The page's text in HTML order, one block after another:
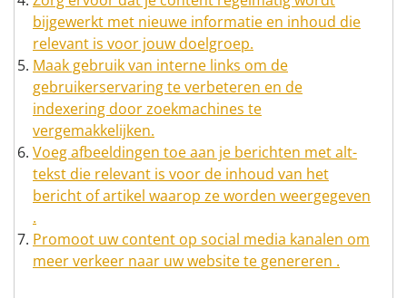
bijgewerkt met nieuwe informatie en inhoud die
relevant is voor jouw doelgroep.
Maak gebruik van interne links om de
gebruikerservaring te verbeteren en de
indexering door zoekmachines te
vergemakkelijken.
Voeg afbeeldingen toe aan je berichten met alt-
tekst die relevant is voor de inhoud van het
bericht of artikel waarop ze worden weergegeven
.
Promoot uw content op social media kanalen om
meer verkeer naar uw website te genereren .